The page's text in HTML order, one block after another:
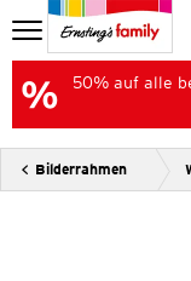
50% auf alle
Bilderrahmen